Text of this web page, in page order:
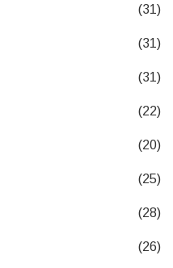
(31)
(31)
(31)
(22)
(20)
(25)
(28)
(26)